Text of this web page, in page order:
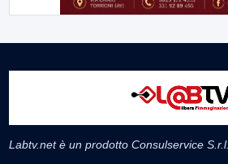
Labtv.net è un prodotto Consulservice S.r.l.